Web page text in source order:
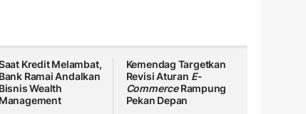
Kredit Melambat,
Bank Ramai Andalkan
Bisnis Wealth
Management
Kemendag Targetkan
Revisi Aturan E-
CommerceRampung
Pekan Depan